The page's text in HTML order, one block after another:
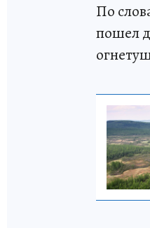
По
пошел